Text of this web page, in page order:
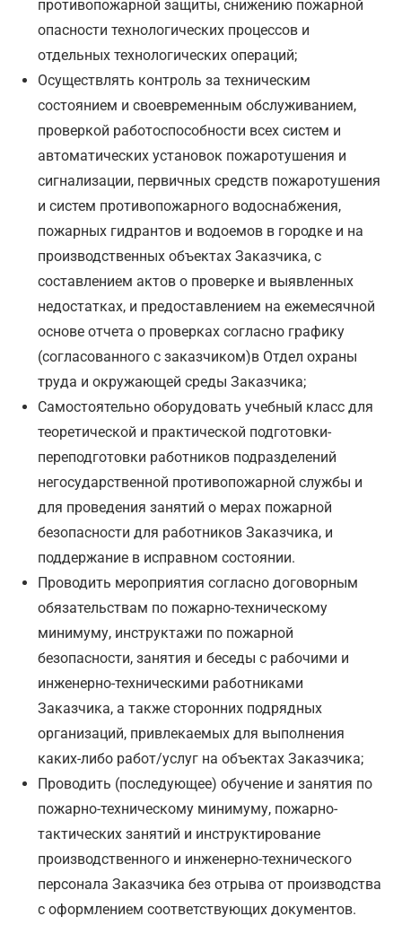
противопожарной защиты, снижению пожарной
опасности технологических процессов и
отдельных технологических операций;
Осуществлять контроль за техническим
состоянием и своевременным обслуживанием,
проверкой работоспособности всех систем и
автоматических установок пожаротушения и
сигнализации, первичных средств пожаротушения
и систем противопожарного водоснабжения,
пожарных гидрантов и водоемов в городке и на
производственных объектах Заказчика, с
составлением актов о проверке и выявленных
недостатках, и предоставлением на ежемесячной
основе отчета о проверках согласно графику
(согласованного с заказчиком)в Отдел охраны
труда и окружающей среды Заказчика;
Самостоятельно оборудовать учебный класс для
теоретической и практической подготовки-
переподготовки работников подразделений
негосударственной противопожарной службы и
для проведения занятий о мерах пожарной
безопасности для работников Заказчика, и
поддержание в исправном состоянии.
Проводить мероприятия согласно договорным
обязательствам по пожарно-техническому
минимуму, инструктажи по пожарной
безопасности, занятия и беседы с рабочими и
инженерно-техническими работниками
Заказчика, а также сторонних подрядных
организаций, привлекаемых для выполнения
каких-либо работ/услуг на объектах Заказчика;
Проводить (последующее) обучение и занятия по
пожарно-техническому минимуму, пожарно-
тактических занятий и инструктирование
производственного и инженерно-технического
персонала Заказчика без отрыва от производства
с оформлением соответствующих документов.